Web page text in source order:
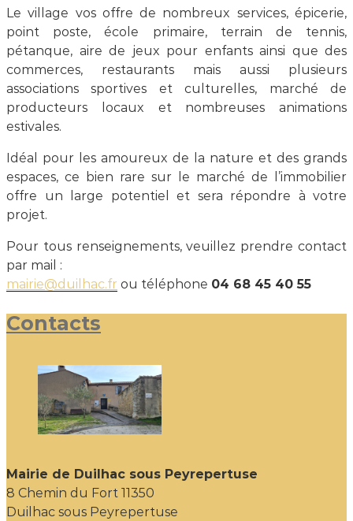
Le village vos offre de nombreux services, épicerie,
point poste, école primaire, terrain de tennis,
pétanque, aire de jeux pour enfants ainsi que des
commerces, restaurants mais aussi plusieurs
associations sportives et culturelles, marché de
producteurs locaux et nombreuses animations
estivales.
Idéal pour les amoureux de la nature et des grands
espaces, ce bien rare sur le marché de l’immobilier
offre un large potentiel et sera répondre à votre
projet.
Pour tous renseignements, veuillez prendre contact
par mail :
mairie@duilhac.fr ou téléphone 04 68 45 40 55
Contacts
Mairie de Duilhac sous Peyrepertuse
8 Chemin du Fort 11350
Duilhac sous Peyrepertuse